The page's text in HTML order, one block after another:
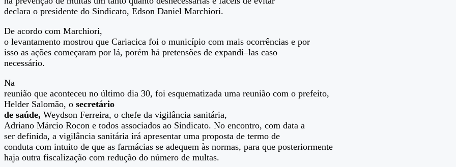
declara o presidente do Sindicato, Edson Daniel Marchiori.
De acordo com Marchiori,
o levantamento mostrou que Cariacica foi o município com mais ocorrências e por
isso as ações começaram por lá, porém há pretensões de expandi–las caso
necessário.
Na
reunião que aconteceu no último dia 30, foi esquematizada uma reunião com o prefeito,
Helder Salomão, o secretário
de saúde, Weydson Ferreira, o chefe da vigilância sanitária,
Adriano Márcio Rocon e todos associados ao Sindicato. No encontro, com data a
ser definida, a vigilância sanitária irá apresentar uma proposta de termo de
conduta com intuito de que as farmácias se adequem às normas, para que posteriormente
haja outra fiscalização com redução do número de multas.